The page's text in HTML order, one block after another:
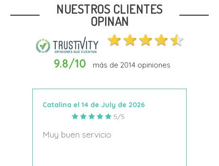
NUESTROS CLIENTES
OPINAN
9.8/10 más de 2014opiniones
Catalina el 14 de July de 2026
5/5
Muy buen servicio